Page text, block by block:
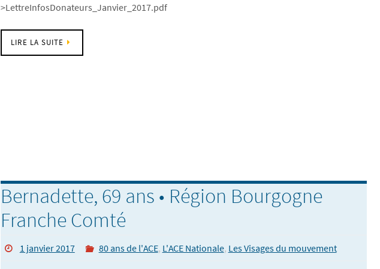
>LettreInfosDonateurs_Janvier_2017.pdf
LIRE LA SUITE
Bernadette, 69 ans • Région Bourgogne
Franche Comté
1 janvier 2017 80 ans de l'ACE, L'ACE Nationale, Les Visages du mouvement